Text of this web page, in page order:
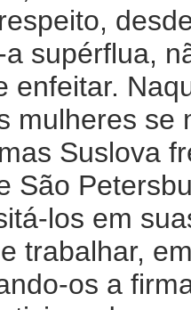
supérflua,
enfeitar.
mulheres se
Suslova
São
los em
trabalhar,
os a